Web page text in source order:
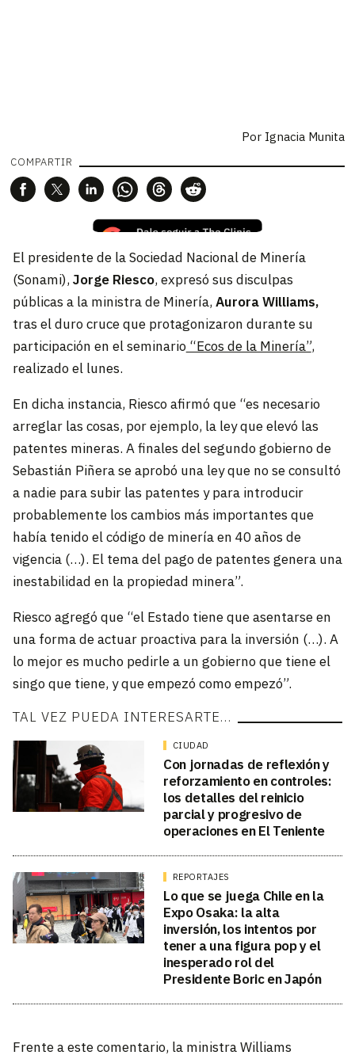
Por Ignacia Munita
COMPARTIR
El presidente de la Sociedad Nacional de Minería
(Sonami),Jorge Riesco, expresó sus disculpas
públicas a la ministra de Minería,Aurora Williams,
tras el duro cruce que protagonizaron durante su
participación en el seminario“Ecos de la Minería”,
realizado el lunes.
En dicha instancia, Riesco afirmó que “es necesario
arreglar las cosas, por ejemplo, la ley que elevó las
patentes mineras. A finales del segundo gobierno de
Sebastián Piñera se aprobó una ley que no se consultó
a nadie para subir las patentes y para introducir
probablemente los cambios más importantes que
había tenido el código de minería en 40 años de
vigencia (…). El tema del pago de patentes genera una
inestabilidad en la propiedad minera”.
Riesco agregó que “el Estado tiene que asentarse en
una forma de actuar proactiva para la inversión (…). A
lo mejor es mucho pedirle a un gobierno que tiene el
singo que tiene, y que empezó como empezó”.
TAL VEZ PUEDA INTERESARTE…
CIUDAD
Con jornadas de reflexión y
reforzamiento en controles:
los detalles del reinicio
parcial y progresivo de
operaciones en El Teniente
REPORTAJES
Lo que se juega Chile en la
Expo Osaka: la alta
inversión, los intentos por
tener a una figura pop y el
inesperado rol del
Presidente Boric en Japón
Frente a este comentario, la ministra Williams